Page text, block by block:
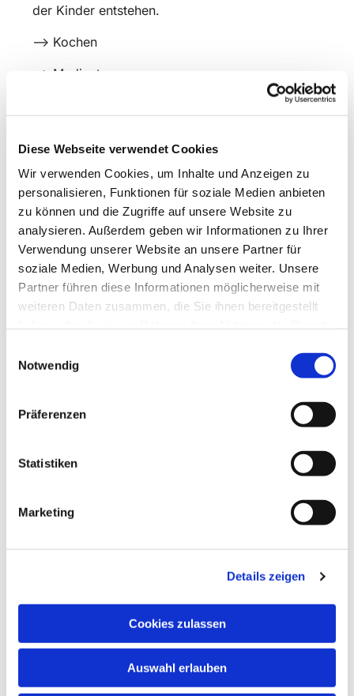
Diese Webseite verwendet Cookies
Wir verwenden Cookies, um Inhalte und Anzeigen zu
personalisieren, Funktionen für soziale Medien anbieten
zu können und die Zugriffe auf unsere Website zu
analysieren. Außerdem geben wir Informationen zu Ihrer
Verwendung unserer Website an unsere Partner für
soziale Medien, Werbung und Analysen weiter. Unsere
Partner führen diese Informationen möglicherweise mit
weiteren Daten zusammen, die Sie ihnen bereitgestellt
Notwendig
Präferenzen
Statistiken
Marketing
Details zeigen
Cookies zulassen
Auswahl erlauben
der Kinder entstehen.
--> Kochen
--> Medientage
Dies könnte Sie auch